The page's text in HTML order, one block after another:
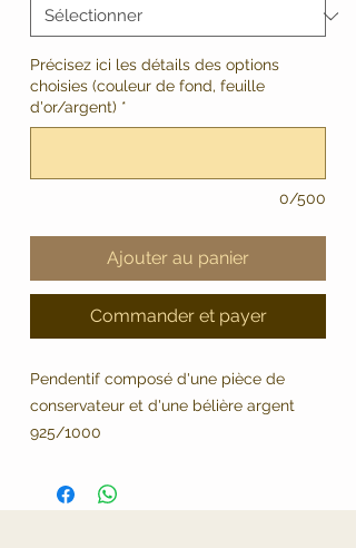
Précisez ici les détails des options
choisies (couleur de fond, feuille
d'or/argent) *
0/500
Ajouter au panier
Commander et payer
Pendentif composé d'une pièce de
conservateur et d'une bélière argent
925/1000
vous nous confiez: les crins de votre
cheval, le pelage de votre chat, chien,